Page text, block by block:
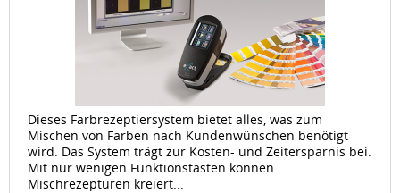
Dieses Farbrezeptiersystem bietet alles, was zum
Mischen von Farben nach Kundenwünschen benötigt
wird. Das System trägt zur Kosten- und Zeitersparnis bei.
Mit nur wenigen Funktionstasten können
Mischrezepturen kreiert...